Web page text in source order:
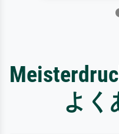
よく